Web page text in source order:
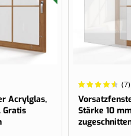
Acrylglas,
Gratis
Wertung:
94%
(7)
Stärke 10